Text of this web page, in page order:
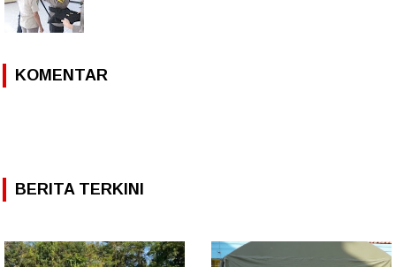
KOMENTAR
BERITA TERKINI